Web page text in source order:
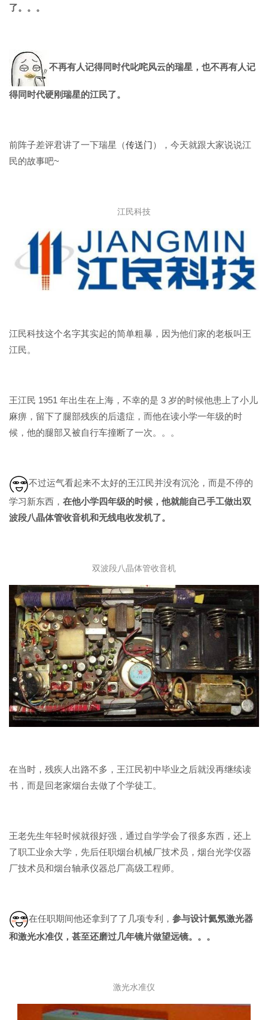
了。。。
不再有人记得同时代叱咤风云的瑞星，也不再有人记
得同时代硬刚瑞星的江民了。
前阵子差评君讲了一下瑞星（传送门），今天就跟大家说说江
民的故事吧~
江民科技
江民科技这个名字其实起的简单粗暴，因为他们家的老板叫王
江民。
王江民 1951 年出生在上海，不幸的是 3 岁的时候他患上了小儿
麻痹，留下了腿部残疾的后遗症，而他在读小学一年级的时
候，他的腿部又被自行车撞断了一次。。。
不过运气看起来不太好的王江民并没有沉沦，而是不停的
学习新东西， 在他小学四年级的时候，他就能自己手工做出双
波段八晶体管收音机和无线电收发机了。
双波段八晶体管收音机
在当时，残疾人出路不多，王江民初中毕业之后就没再继续读
书，而是回老家烟台去做了个学徒工。
王老先生年轻时候就很好强，通过自学学会了很多东西，还上
了职工业余大学，先后任职烟台机械厂技术员，烟台光学仪器
厂技术员和烟台轴承仪器总厂高级工程师。
在任职期间他还拿到了了几项专利， 参与设计氦氖激光器
和激光水准仪，甚至还磨过几年镜片做望远镜。。。
激光水准仪